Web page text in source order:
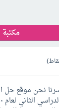
عمل مواد الصف الثاني المتوسط الفصل